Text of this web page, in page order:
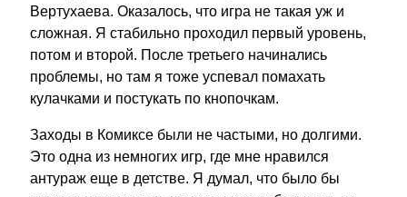
Вертухаева. Оказалось, что игра не такая уж и
сложная. Я стабильно проходил первый уровень,
потом и второй. После третьего начинались
проблемы, но там я тоже успевал помахать
кулачками и постукать по кнопочкам.
Заходы в Комиксе были не частыми, но долгими.
Это одна из немногих игр, где мне нравился
антураж еще в детстве. Я думал, что было бы